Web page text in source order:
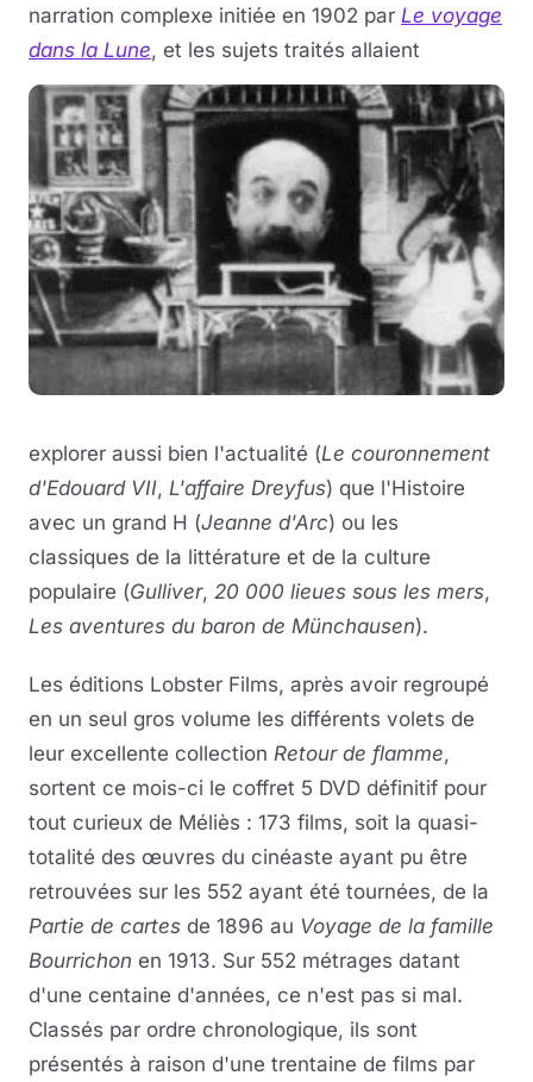
narration complexe initiée en 1902 par Le voyage
dans la Lune, et les sujets traités allaient
explorer aussi bien l'actualité (Le couronnement
d'Edouard VII, L'affaire Dreyfus) que l'Histoire
avec un grand H (Jeanne d'Arc) ou les
classiques de la littérature et de la culture
populaire (Gulliver, 20 000 lieues sous les mers,
Les aventures du baron de Münchausen).
Les éditions Lobster Films, après avoir regroupé
en un seul gros volume les différents volets de
leur excellente collection Retour de flamme,
sortent ce mois-ci le coffret 5 DVD définitif pour
tout curieux de Méliès : 173 films, soit la quasi-
totalité des œuvres du cinéaste ayant pu être
retrouvées sur les 552 ayant été tournées, de la
Partie de cartes de 1896 au Voyage de la famille
Bourrichon en 1913. Sur 552 métrages datant
d'une centaine d'années, ce n'est pas si mal.
Classés par ordre chronologique, ils sont
présentés à raison d'une trentaine de films par